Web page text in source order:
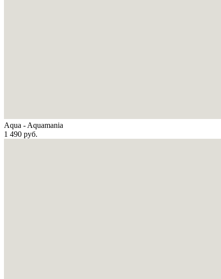
Aqua - Aquamania
1 490 руб.